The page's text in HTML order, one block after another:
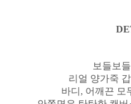
보들보
리얼 양가죽
바디, 어깨끈 모